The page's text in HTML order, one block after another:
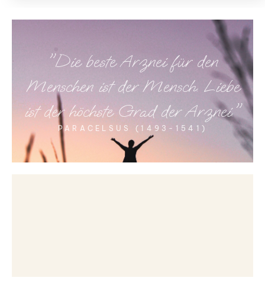
"Die beste Arznei für den
Menschen ist der Mensch. Liebe
ist der höchste Grad der Arznei."
PARACELSUS (1493-1541)